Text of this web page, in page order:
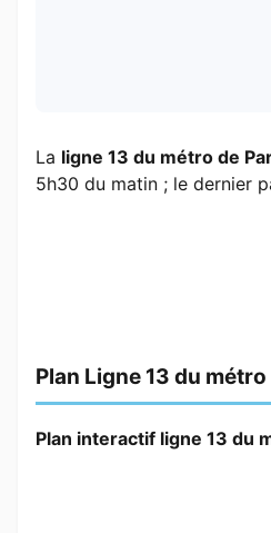
La ligne 13 du métro de
5h30 du matin ; le dernier
Plan Ligne 13 du
Plan interactif ligne 13 du